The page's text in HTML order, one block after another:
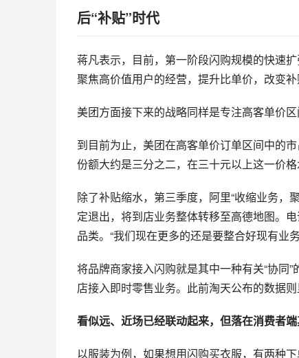
后“补贴”时代
蒋凡表示，目前，第一阶段闪购规模的快速
聚焦高价值用户的经营，提升比单价，改变补
美团方面接下来的战略同样是专注高客单价区
到目前为止，美团在高客单价订单区间中的
份额大约是三分之二，在三十元以上这一价
除了补贴缩水，第三季度，阿里“收缩业务，
定退出，将到店业务整体转移至高德地图。
品类。“我们现在更多的还是要整合好现有业
将品牌商家接入闪购就是其中一种有关“协同
店接入即时零售业务。此前淘天公布的数据
看似远、近场已经联动起来，但落在消费者
以服装为例，如果想用闪购买衣服，有两种